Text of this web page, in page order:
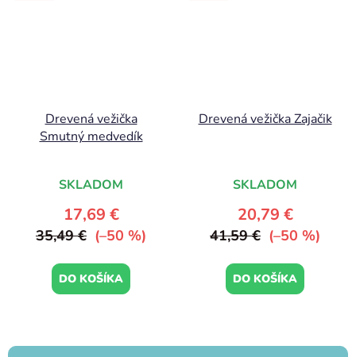
Drevená vežička
Smutný medvedík
SKLADOM
17,69 €
35,49 € (–50 %)
DO KOŠÍKA
Drevená vežička Zajačik
SKLADOM
20,79 €
41,59 € (–50 %)
DO KOŠÍKA